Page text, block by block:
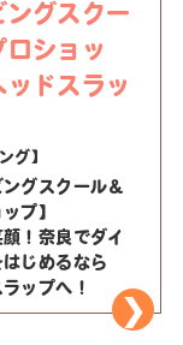
ングスクー
ロショッ
ドスラッ
グ】
ングスクール＆
プ】
！奈良でダイ
はじめるなら
ップへ！